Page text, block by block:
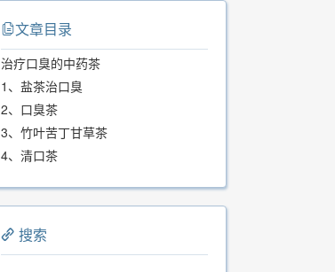
文章目录
治疗口臭的中药茶
1、盐茶治口臭
2、口臭茶
3、竹叶苦丁甘草茶
4、清口茶
搜索